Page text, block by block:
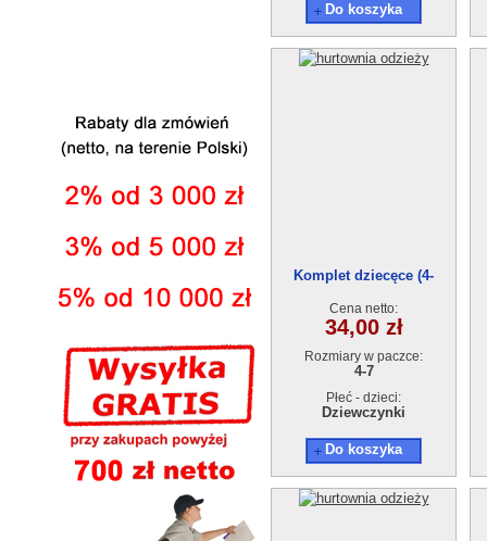
Do koszyka
Komplet dziecęce (4-
Cena netto:
34,00 zł
Rozmiary w paczce:
4-7
Płeć - dzieci:
Dziewczynki
Do koszyka